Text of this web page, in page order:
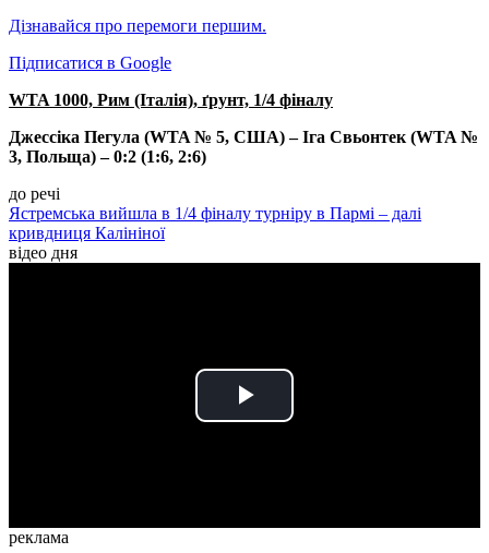
Дізнавайся про перемоги першим.
Підписатися в Google
WTA 1000, Рим (Італія), ґрунт, 1/4 фіналу
Джессіка Пегула (WTA № 5, США) – Іга Свьонтек (WTA №
3, Польща) – 0:2 (1:6, 2:6)
до речі
Ястремська вийшла в 1/4 фіналу турніру в Пармі – далі
кривдниця Калініної
відео дня
Play
реклама